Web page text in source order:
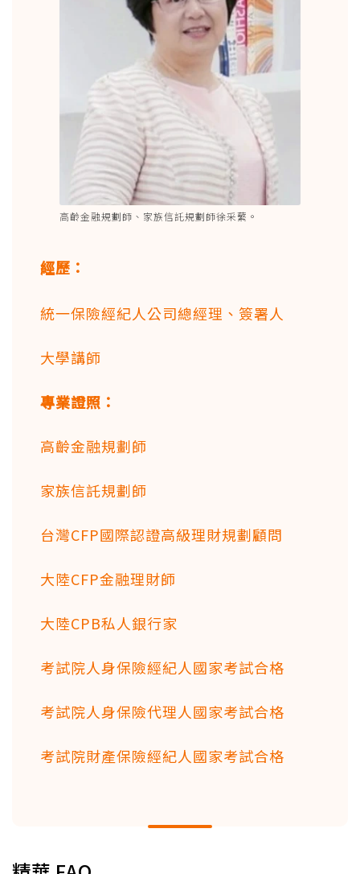
高齡金融規劃師、家族信託規劃師徐采蘩。
經歷：
統一保險經紀人公司總經理、簽署人
大學講師
專業證照：
高齡金融規劃師
家族信託規劃師
台灣CFP國際認證高級理財規劃顧問
大陸CFP金融理財師
大陸CPB私人銀行家
考試院人身保險經紀人國家考試合格
考試院人身保險代理人國家考試合格
考試院財產保險經紀人國家考試合格